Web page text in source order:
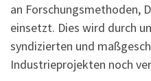
an Forschungsmethoden,
einsetzt. Dies wird durch
syndizierten und
Industrieprojekten noch